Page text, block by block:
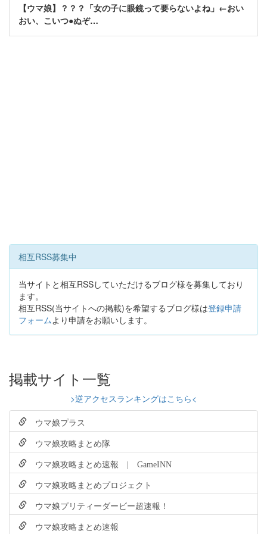
【ウマ娘】？？？「女の子に眼鏡って要らないよね」←おい
おい、こいつ●ぬぞ…
相互RSS募集中
当サイトと相互RSSしていただけるブログ様を募集しており
ます。
相互RSS(当サイトへの掲載)を希望するブログ様は登録申請
フォームより申請をお願いします。
掲載サイト一覧
>逆アクセスランキングはこちら<
ウマ娘プラス
ウマ娘攻略まとめ隊
ウマ娘攻略まとめ速報 | GameINN
ウマ娘攻略まとめプロジェクト
ウマ娘プリティーダービー超速報！
ウマ娘攻略まとめ速報